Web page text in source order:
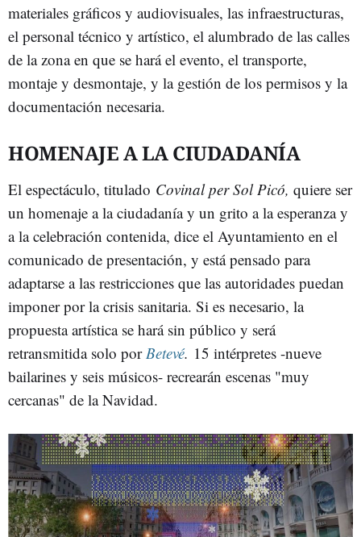
materiales gráficos y audiovisuales, las infraestructuras,
el personal técnico y artístico, el alumbrado de las calles
de la zona en que se hará el evento, el transporte,
montaje y desmontaje, y la gestión de los permisos y la
documentación necesaria.
HOMENAJE A LA CIUDADANÍA
El espectáculo, titulado Covinal per Sol Picó, quiere ser
un homenaje a la ciudadanía y un grito a la esperanza y
a la celebración contenida, dice el Ayuntamiento en el
comunicado de presentación, y está pensado para
adaptarse a las restricciones que las autoridades puedan
imponer por la crisis sanitaria. Si es necesario, la
propuesta artística se hará sin público y será
retransmitida solo por Betevé. 15 intérpretes -nueve
bailarines y seis músicos- recrearán escenas "muy
cercanas" de la Navidad.